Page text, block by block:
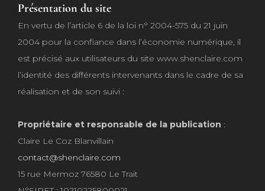
Présentation du site
En vertu de l’article 6 de la loi n° 2004-575 du 21 juin
2004 pour la confiance dans l’économie numérique, il
est précisé aux utilisateurs du site www.shenclaire.com
l’identité des différents intervenants dans le cadre de sa
réalisation et de son suivi :
Propriétaire et responsable de la publication :
Claire Le Coz Blanvillain
contact@shenclaire.com
15 rue Mermoz 76580 Le Trait